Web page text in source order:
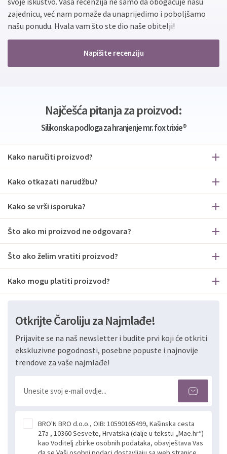
zajednicu, već nam pomaže da unaprijedimo i poboljšamo
našu ponudu. Hvala vam što ste dio naše obitelji!
Napišite recenziju
Najčešća pitanja za proizvod:
Silikonska podloga za hranjenje mr. fox trixie®
Kako naručiti proizvod?
Kako otkazati narudžbu?
Kako se vrši isporuka?
Što ako mi proizvod ne odgovara?
Što ako želim vratiti proizvod?
Kako mogu platiti proizvod?
Otkrijte Čaroliju za Najmlađe!
Prijavite se na naš newsletter i budite prvi koji će otkriti
ekskluzivne pogodnosti, posebne popuste i najnovije
trendove za vaše najmlađe!
BRO'N BRO d.o.o., OIB: 10590165499, Kašinska cesta
27a , 10360 Sesvete, Hrvatska (dalje u tekstu „Mae.hr“)
kao Voditelj zbirke osobnih podataka, obavještava Vas